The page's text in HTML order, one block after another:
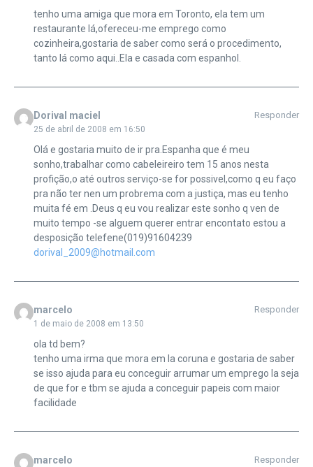
tenho uma amiga que mora em Toronto, ela tem um
restaurante lá,ofereceu-me emprego como
cozinheira,gostaria de saber como será o procedimento,
tanto lá como aqui..Ela e casada com espanhol.
Dorival maciel
25 de abril de 2008 em 16:50
Responder
Olá e gostaria muito de ir pra.Espanha que é meu
sonho,trabalhar como cabeleireiro tem 15 anos nesta
profição,o até outros serviço-se for possivel,como q eu faço
pra não ter nen um probrema com a justiça, mas eu tenho
muita fé em .Deus q eu vou realizar este sonho q ven de
muito tempo -se alguem querer entrar encontato estou a
desposição telefene(019)91604239
dorival_2009@hotmail.com
marcelo
1 de maio de 2008 em 13:50
Responder
ola td bem?
tenho uma irma que mora em la coruna e gostaria de saber
se isso ajuda para eu conceguir arrumar um emprego la seja
de que for e tbm se ajuda a conceguir papeis com maior
facilidade
marcelo Responder